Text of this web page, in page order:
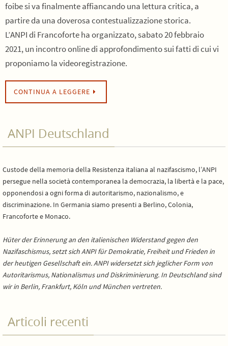
foibe si va finalmente affiancando una lettura critica, a
partire da una doverosa contestualizzazione storica.
L’ANPI di Francoforte ha organizzato, sabato 20 febbraio
2021, un incontro online di approfondimento sui fatti di cui vi
proponiamo la videoregistrazione.
CONTINUA A LEGGERE
ANPI Deutschland
Custode della memoria della Resistenza italiana al nazifascismo, l’ANPI
persegue nella società contemporanea la democrazia, la libertà e la pace,
opponendosi a ogni forma di autoritarismo, nazionalismo, e
discriminazione. In Germania siamo presenti a Berlino, Colonia,
Francoforte e Monaco.
Hüter der Erinnerung an den italienischen Widerstand gegen den
Nazifaschismus, setzt sich ANPI für Demokratie, Freiheit und Frieden in
der heutigen Gesellschaft ein. ANPI widersetzt sich jeglicher Form von
Autoritarismus, Nationalismus und Diskriminierung. In Deutschland sind
wir in Berlin, Frankfurt, Köln und München vertreten.
Articoli recenti